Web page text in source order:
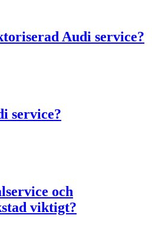
Audi service?
service?
och
viktigt?